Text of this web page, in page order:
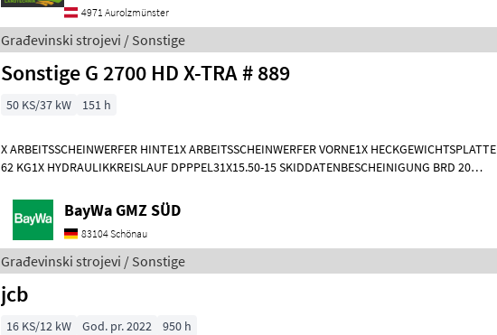
4971 Aurolzmünster
Građevinski strojevi / Sonstige
Sonstige G 2700 HD X-TRA # 889
50 KS/37 kW 151 h
X ARBEITSSCHEINWERFER HINTE1X ARBEITSSCHEINWERFER VORNE1X HECKGEWICHTSPLATTE
62 KG1X HYDRAULIKKREISLAUF DPPPEL31X15.50-15 SKIDDATENBESCHEINIGUNG BRD 20
BayWa GMZ SÜD
83104 Schönau
Građevinski strojevi / Sonstige
jcb
16 KS/12 kW God. pr. 2022 950 h